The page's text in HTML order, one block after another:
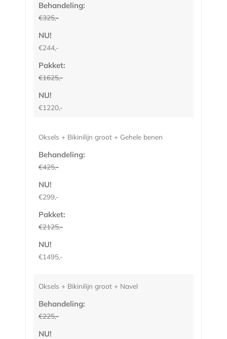
Behandeling:
€325,-
NU!
€244,-
Pakket:
€1625,-
NU!
€1220,-
Oksels + Bikinilijn groot + Gehele benen
Behandeling:
€425,-
NU!
€299,-
Pakket:
€2125,-
NU!
€1495,-
Oksels + Bikinilijn groot + Navel
Behandeling:
€225,-
NU!